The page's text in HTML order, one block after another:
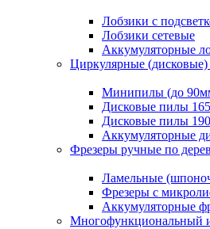
Лобзики с
Лобзики сетевые
Аккумуляторные
Циркулярные
Минипилы (до
Дисковые пилы
Дисковые пилы
Аккумуляторные
Фрезеры ручные по
Ламельные
Фрезеры с
Аккумуляторные
Многофункциональный